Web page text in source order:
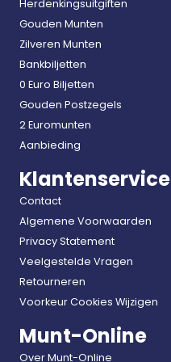
Herdenkingsuitgiften
Gouden Munten
Zilveren Munten
Bankbiljetten
0 Euro Biljetten
Gouden Postzegels
2 Euromunten
Aanbieding
Klantenservice
Contact
Algemene Voorwaarden
Privacy Statement
Veelgestelde Vragen
Retourneren
Voorkeur Cookies Wijzigen
Munt-Online
Over Munt-Online